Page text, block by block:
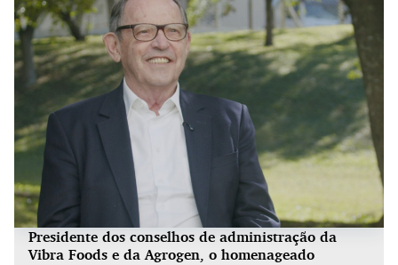
Presidente dos conselhos de administração da
Vibra Foods e da Agrogen, o homenageado